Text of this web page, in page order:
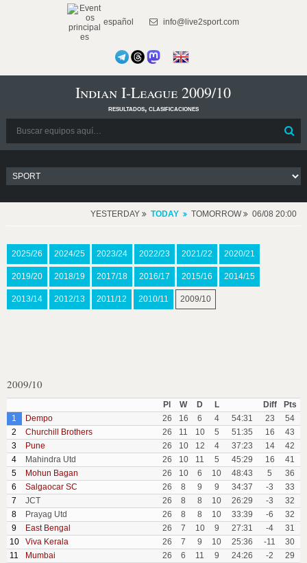
español info@live2sport.com
Indian I-League 2009/10
resultados, clasificaciones
YESTERDAY TODAY TOMORROW 06/08 20:00
2025/26 2024/25 2023/24 2022/23 2021/22 2020/21
2019/20 2018/19 2017/18 2016/17 2015/16 2014/15
2013/14 2012/13 2011/12 2010/11 2009/10
2009/10
Pl W D L Diff
Pts
1
Dempo 26 16 6 4 54:31 23
54
2
Churchill Brothers 26 11 10 5 51:35 16
43
3
Pune 26 10 12 4 37:23 14
42
4
Mahindra Utd 26 10 11 5 45:29 16
41
5
Mohun Bagan 26 10 6 10 48:43 5
36
6
Salgaocar SC 26 8 9 9 34:37 -3
33
7
JCT 26 8 8 10 26:29 -3
32
8
Prayag Utd 26 8 8 10 33:39 -6
32
9
East Bengal 26 7 10 9 27:31 -4
31
10
Viva Kerala 26 7 9 10 25:36 -11
30
11
Mumbai 26 6 11 9 24:26 -2
29